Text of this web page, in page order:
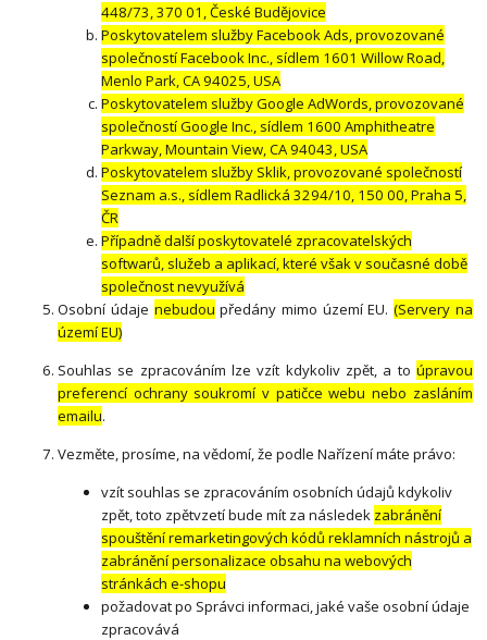
448/73, 370 01, České Budějovice
Poskytovatelem služby Facebook Ads, provozované
společností Facebook Inc., sídlem 1601 Willow Road,
Menlo Park, CA 94025, USA
Poskytovatelem služby Google AdWords, provozované
společností Google Inc., sídlem 1600 Amphitheatre
Parkway, Mountain View, CA 94043, USA
Poskytovatelem služby Sklik, provozované společností
Seznam a.s., sídlem Radlická 3294/10, 150 00, Praha 5,
ČR
Případně další poskytovatelé zpracovatelských
softwarů, služeb a aplikací, které však v současné době
společnost nevyužívá
Osobní údaje nebudou předány mimo území EU.(Servery na
území EU)
Souhlas se zpracováním lze vzít kdykoliv zpět, a to úpravou
preferencí ochrany soukromí v patičce webu nebo zasláním
emailu.
Vezměte, prosíme, na vědomí, že podle Nařízení máte právo:
vzít souhlas se zpracováním osobních údajů kdykoliv
zpět, toto zpětvzetí bude mít za následek zabránění
spouštění remarketingových kódů reklamních nástrojů a
zabránění personalizace obsahu na webových
stránkách e-shopu
požadovat po Správci informaci, jaké vaše osobní údaje
zpracovává